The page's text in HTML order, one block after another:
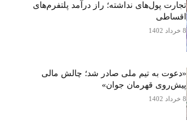
تجارت پول‌های نداشته؛ راز درآمد پلتفرم‌های
اقساطی
8 خرداد 1402
«دعوت به تیم ملی صادر شد؛ چالش مالی
پیش‌روی قهرمان جوان»
8 خرداد 1402